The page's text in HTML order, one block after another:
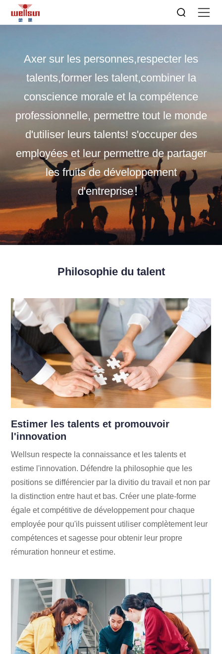
Axer sur les personnes,respecter les
talents,former les talent,combiner la
conscience morale et la compétence
professionnelle, permettre tout le monde
d'utiliser leurs talents! s'occuper des
employées et leur permettre de partager
les fruits de développement
d'entreprise！
Philosophie du talent
Estimer les talents et promouvoir
l'innovation
Wellsun respecte la connaissance et les talents et
estime l'innovation. Défendre la philosophie que les
positions se différencier par la divitio du travail et non par
la distinction entre haut et bas. Créer une plate-forme
égale et compétitive de développement pour chaque
employée pour qu'ils puissent utiliser complètement leur
compétences et sagesse pour obtenir leur propre
rémuration honneur et estime.